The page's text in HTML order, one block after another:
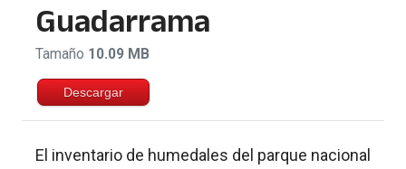
Guadarrama
Tamaño 10.09 MB
Descargar
El inventario de humedales del parque nacional